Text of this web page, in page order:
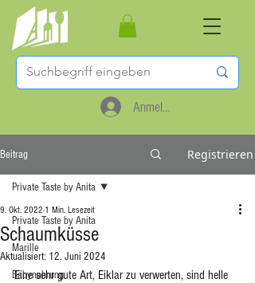
Anmelden
Beitrag Registrieren
Private Taste by Anita
Marille
Babynahrung
Private Taste by Anita
Schaumküsse
9. Okt. 2022 1 Min. Lesezeit
Aktualisiert: 12. Juni 2024
Eine sehr gute Art, Eiklar zu verwerten, sind helle